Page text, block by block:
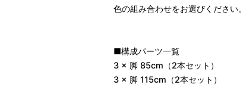
色の組み合わせをお選びください。
■構成パーツ一覧
3 × 脚 85cm（2本セット）
3 × 脚 115cm（2本セット）